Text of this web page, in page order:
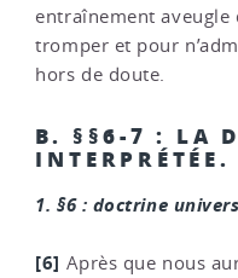
entraînement
tromper et pour
hors de doute.
B. §§6-7 : LA
INTERPRÉTÉE.
1. §6 : doctrine
[6] Après que nous